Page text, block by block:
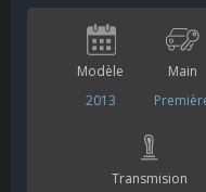
Modèle
2013
Main
Transmision